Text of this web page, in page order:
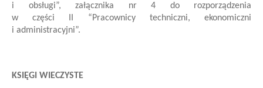
i obsługi”, załącznika nr 4 do rozporządzenia
w części II “Pracownicy techniczni, ekonomiczni
i administracyjni”.
KSIĘGI WIECZYSTE